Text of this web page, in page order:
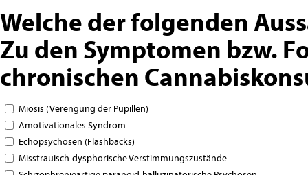
Welche der folgenden
Zu den Symptomen bzw.
chronischen
Miosis (Verengung der Pupillen)
Amotivationales Syndrom
Echopsychosen (Flashbacks)
Misstrauisch-dysphorische Verstimmungszustände